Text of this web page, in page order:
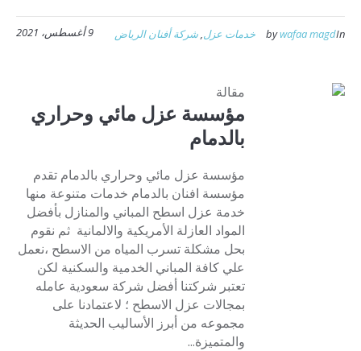
9 أغسطس، 2021 bywafaa magdIn خدمات عزل,شركة أفنان الرياض
مقالة
مؤسسة عزل مائي وحراري
بالدمام
مؤسسة عزل مائي وحراري بالدمام تقدم
مؤسسة افنان بالدمام خدمات متنوعة منها
خدمة عزل اسطح المباني والمنازل بأفضل
المواد العازلة الأمريكية والالمانية ثم نقوم
بحل مشكلة تسرب المياه من الاسطح ،نعمل
علي كافة المباني الخدمية والسكنية لكن
تعتبر شركتنا أفضل شركة سعودية عامله
بمجالات عزل الاسطح ؛ لاعتمادنا على
مجموعه من أبرز الأساليب الحديثة
والمتميزة...